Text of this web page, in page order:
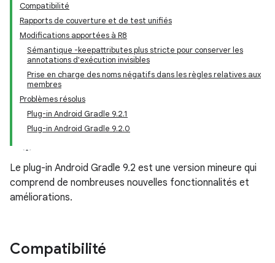
Compatibilité
Rapports de couverture et de test unifiés
Modifications apportées à R8
Sémantique -keepattributes plus stricte pour conserver les
annotations d'exécution invisibles
Prise en charge des noms négatifs dans les règles relatives aux
membres
Problèmes résolus
Plug-in Android Gradle 9.2.1
Plug-in Android Gradle 9.2.0
Le plug-in Android Gradle 9.2 est une version mineure qui
comprend de nombreuses nouvelles fonctionnalités et
améliorations.
Compatibilité